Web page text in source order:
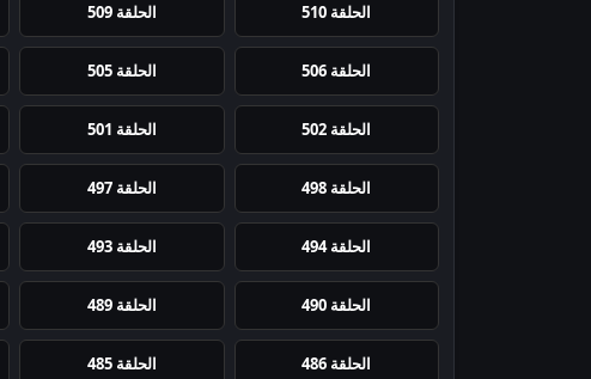
الحلقة 510 الحلقة 509
الحلقة 506 الحلقة 505
الحلقة 502 الحلقة 501
الحلقة 498 الحلقة 497
الحلقة 494 الحلقة 493
الحلقة 490 الحلقة 489
الحلقة 486 الحلقة 485